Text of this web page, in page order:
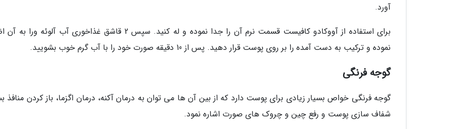
آورد.
برای استفاده از آووکادو کافیست قسمت نرم آن را جدا نموده و له کنید. سپس 2 قاشق غذاخوری آب آلوئه
نموده و ترکیب به دست آمده را بر روی پوست قرار دهید. پس از 10 دقیقه صورت خود را با آب گرم خوب بشویید.
گوجه فرنگی
گوجه فرنگی خواص بسیار زیادی برای پوست دارد که از بین آن ها می توان به درمان آکنه، درمان اگزما، باز کردن منافذ
شفاف سازی پوست و رفع چین و چروک های صورت اشاره نمود.